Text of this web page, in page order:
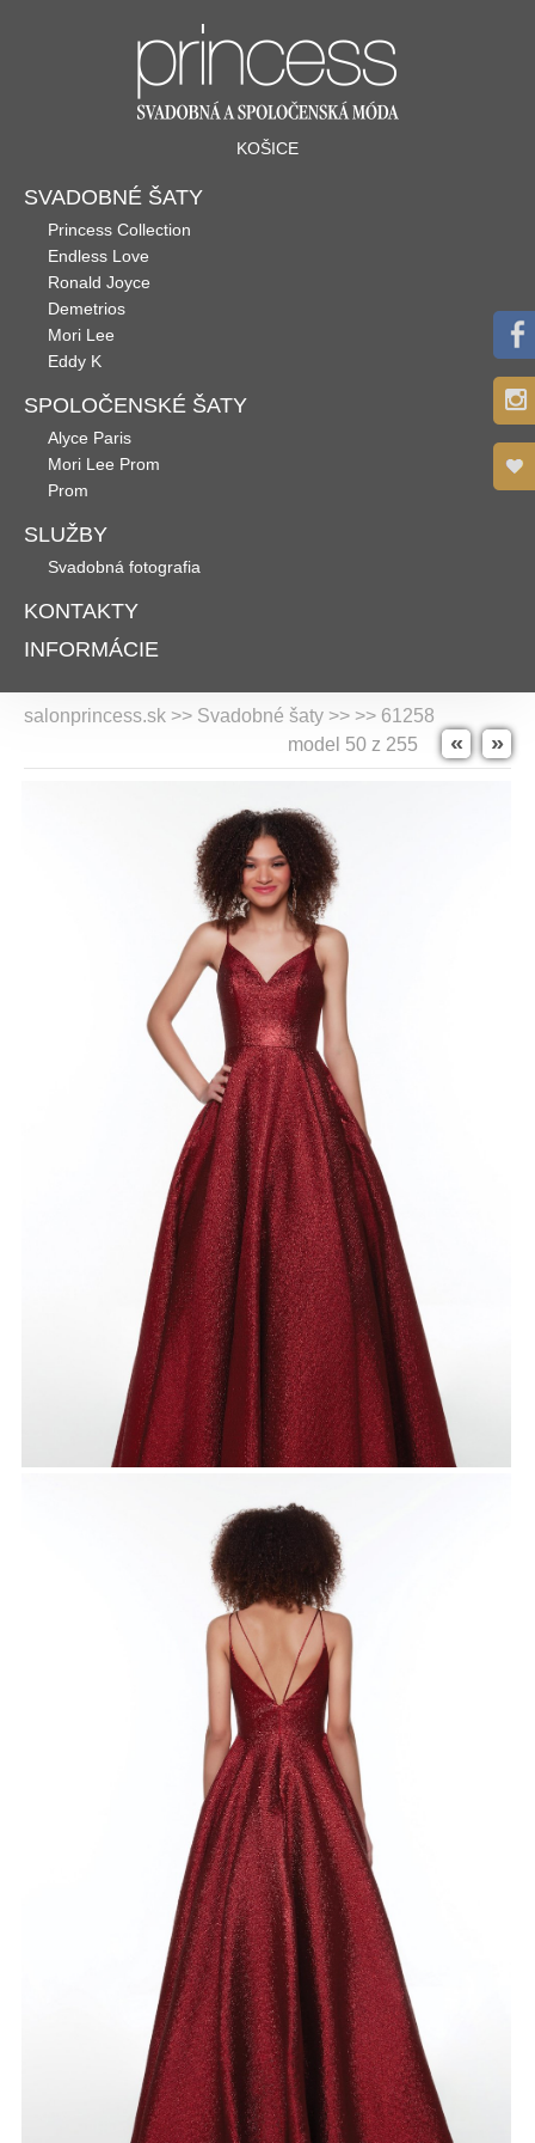
KOŠICE
SVADOBNÉ ŠATY
Princess Collection
Endless Love
Ronald Joyce
Demetrios
Mori Lee
Eddy K
SPOLOČENSKÉ ŠATY
Alyce Paris
Mori Lee Prom
Prom
SLUŽBY
Svadobná fotografia
KONTAKTY
INFORMÁCIE
salonprincess.sk >> Svadobné šaty >> >> 61258
»
«
model 50 z 255